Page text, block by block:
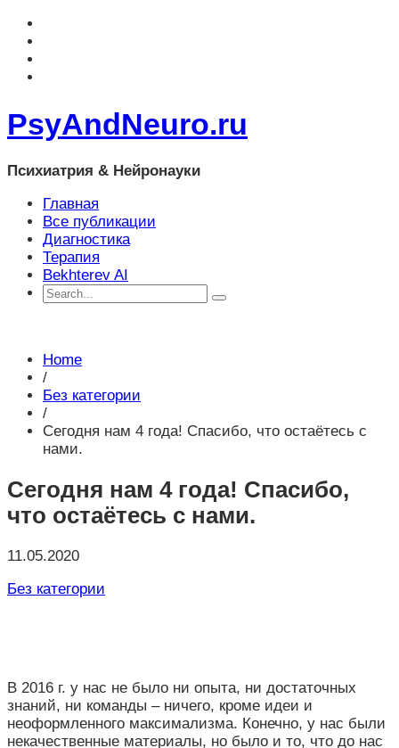
PsyAndNeuro.ru
Психиатрия & Нейронауки
Главная
Все публикации
Диагностика
Терапия
Bekhterev AI
Home
/
Без категории
/
Сегодня нам 4 года! Спасибо, что остаётесь с
нами.
Сегодня нам 4 года! Спасибо,
что остаётесь с нами.
11.05.2020
Без категории
В 2016 г. у нас не было ни опыта, ни достаточных
знаний, ни команды – ничего, кроме идеи и
неоформленного максимализма. Конечно, у нас были
некачественные материалы, но было и то, что до нас